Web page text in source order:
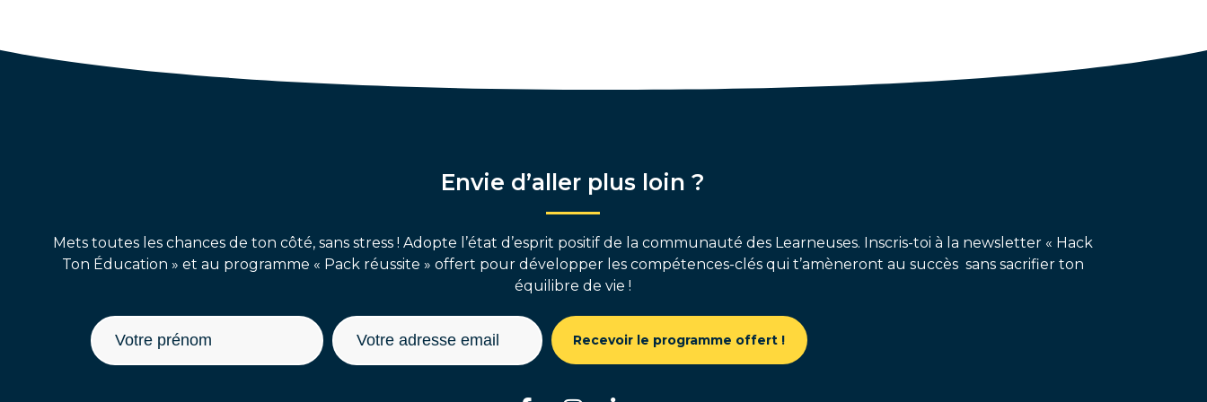
Envie d’aller plus loin ?
Mets toutes les chances de ton côté, sans stress ! Adopte l’état d’esprit positif de la communauté des Learneuses. Inscris-toi à la newsletter « Hack
Ton Éducation » et au programme « Pack réussite » offert pour développer les compétences-clés qui t’amèneront au succès sans sacrifier ton
équilibre de vie !
Recevoir le programme offert !